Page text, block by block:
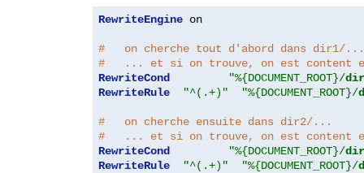
RewriteEngine on
#   on cherche tout d'abord dans dir1/...
#   ... et si on trouve, on est content
RewriteCond
"%{DOCUMENT_ROOT}/
RewriteRule
"^(.+)" "%{DOCUMENT_ROOT}/
#   on cherche ensuite dans dir2/...
#   ... et si on trouve, on est content
RewriteCond
"%{DOCUMENT_ROOT}/
RewriteRule
"^(.+)" "%{DOCUMENT_ROOT}/